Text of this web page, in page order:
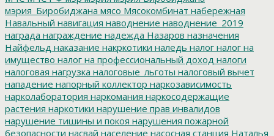
мэрия_Биробиджана мясо Мясокомбинат набережная
Навальный навигация наводнение наводнение_2019
награда награждение надежда Назаров назначения
Найфельд наказание накркотики наледь налог налог на
имущество налог на профессиональный доход налоги
налоговая нагрузка налоговые_льготы налоговый вычет
нападение напорный коллектор наркозависимость
нарколаборатория наркомания наркосодержащие
растения наркотики нарушение прав инвалидов
нарушение тишины и покоя нарушения пожарной
безопасности насвай население насосная станция Наталья